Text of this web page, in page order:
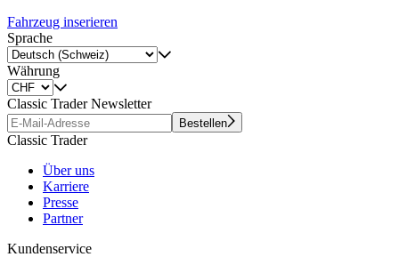
Fahrzeug inserieren
Sprache
Währung
Classic Trader Newsletter
Bestellen
Classic Trader
Über uns
Karriere
Presse
Partner
Kundenservice